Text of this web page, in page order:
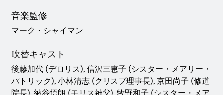
音楽監修
マーク・シャイマン
吹替キャスト
後藤加代 (デロリス), 信沢三恵子 (シスター・メアリー・
パトリック), 小林清志 (クリスプ理事長), 京田尚子 (修道